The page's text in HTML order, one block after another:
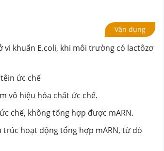
hiệu hóa chất
mã của các
không tổng hợp
hành được
trúc hoạt động
tổng hợp các
án đúng là:
Vận dụng
khuẩn E.coli, khi môi trường có lactôzơ
ức chế
vô hiệu hóa chất ức chế.
chế, không tổng hợp được mARN.
trúc hoạt động tổng hợp mARN, từ đó